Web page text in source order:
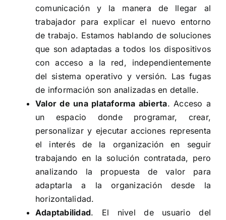
comunicación y la manera de llegar al
trabajador para explicar el nuevo entorno
de trabajo. Estamos hablando de soluciones
que son adaptadas a todos los dispositivos
con acceso a la red, independientemente
del sistema operativo y versión. Las fugas
de información son analizadas en detalle.
Valor de una plataforma abierta. Acceso a
un espacio donde programar, crear,
personalizar y ejecutar acciones representa
el interés de la organización en seguir
trabajando en la solución contratada, pero
analizando la propuesta de valor para
adaptarla a la organización desde la
horizontalidad.
Adaptabilidad. El nivel de usuario del